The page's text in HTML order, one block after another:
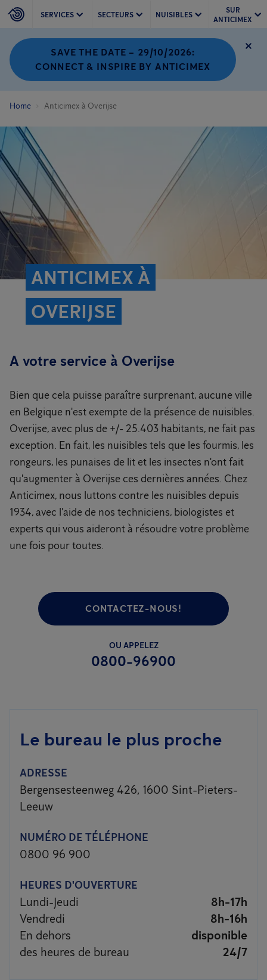
SERVICES SECTEURS NUISIBLES
SUR
ANTICIMEX
SAVE THE DATE – 29/10/2026:
CONNECT & INSPIRE BY ANTICIMEX
Home Anticimex à Overijse
ANTICIMEX À
OVERIJSE
A votre service à Overijse
Bien que cela puisse paraître surprenant, aucune ville
en Belgique n'est exempte de la présence de nuisibles.
Overijse, avec plus de +/- 25.403 habitants, ne fait pas
exception. En fait, les nuisibles tels que les fourmis, les
rongeurs, les punaises de lit et les insectes n'ont fait
qu'augmenter à Overijse ces dernières années. Chez
Anticimex, nous luttons contre les nuisibles depuis
1934, avec l'aide de nos techniciens, biologistes et
experts qui vous aideront à résoudre votre problème
une fois pour toutes.
CONTACTEZ-NOUS!
OU APPELEZ
0800-96900
Le bureau le plus proche
ADRESSE
Bergensesteenweg 426, 1600 Sint-Pieters-
Leeuw
NUMÉRO DE TÉLÉPHONE
0800 96 900
HEURES D'OUVERTURE
Lundi-Jeudi
8h-17h
Vendredi
8h-16h
En dehors
disponible
des heures de bureau
24/7